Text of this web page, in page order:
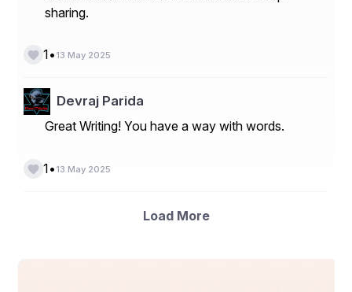
sharing.
1• 13 May 2025
Devraj Parida
Great Writing! You have a way with words.
1• 13 May 2025
Load More